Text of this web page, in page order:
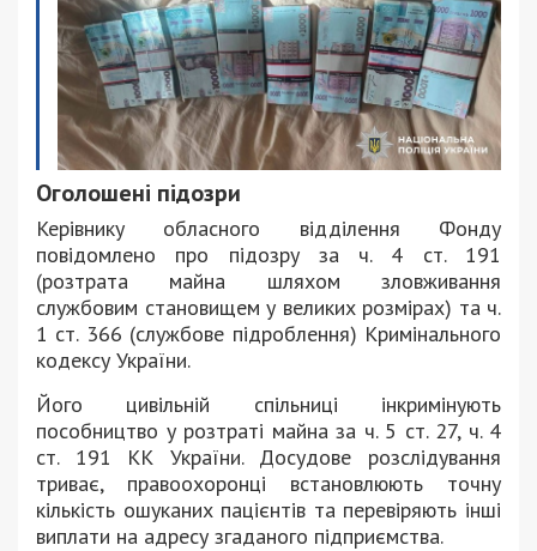
Оголошені підозри
Керівнику обласного відділення Фонду
повідомлено про підозру за ч. 4 ст. 191
(розтрата майна шляхом зловживання
службовим становищем у великих розмірах) та ч.
1 ст. 366 (службове підроблення) Кримінального
кодексу України.
Його цивільній спільниці інкримінують
пособництво у розтраті майна за ч. 5 ст. 27, ч. 4
ст. 191 КК України. Досудове розслідування
триває, правоохоронці встановлюють точну
кількість ошуканих пацієнтів та перевіряють інші
виплати на адресу згаданого підприємства.